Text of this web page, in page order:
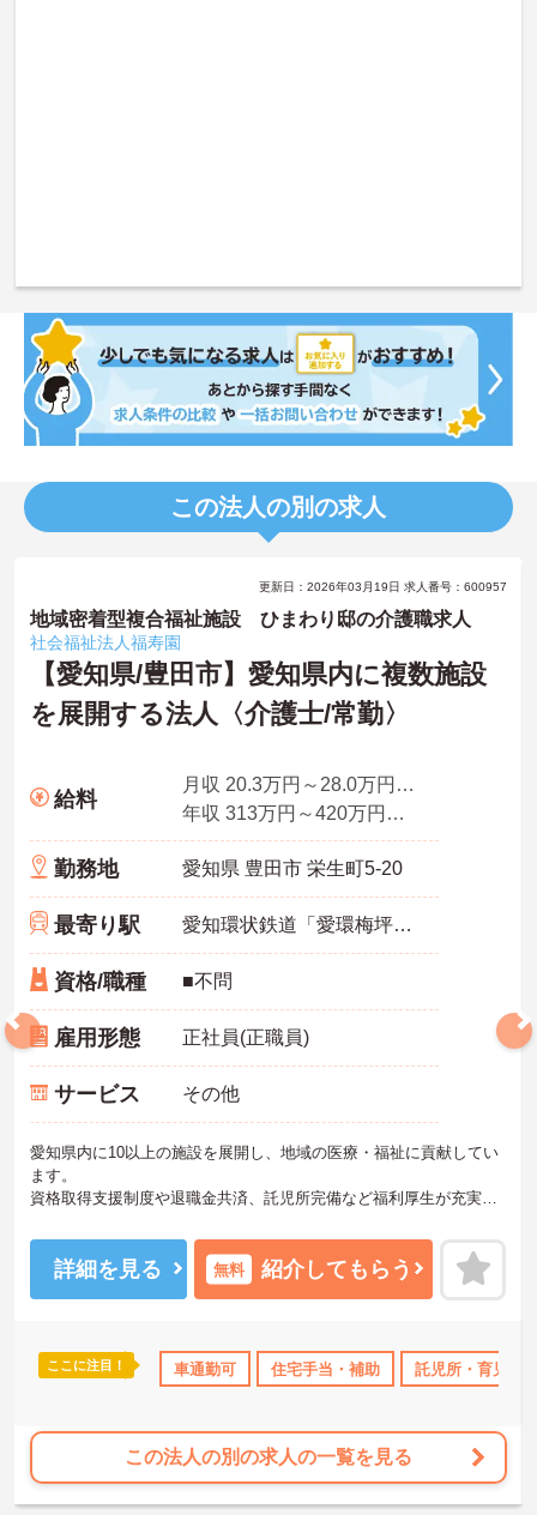
この法人の別の求人
無資格OK 年間休日110日以上 ブランクOK 資格取得
更新日：2026年03月19日 求人番号：600957
地域密着型複合福祉施設 ひまわり邸の介護職求人
社会福祉法人福寿園
【愛知県/豊田市】愛知県内に複数施設
を展開する法人〈介護士/常勤〉
給料
月収 20.3万円～28.0万円程度（諸手当込）
年収 313万円～420万円程度（諸手当込・賞与込）
勤務地 愛知県 豊田市 栄生町5-20
最寄り駅 愛知環状鉄道「愛環梅坪駅」バス・車7分
資格/職種 ■不問
雇用形態 正社員(正職員)
サービス その他
愛知県内に10以上の施設を展開し、地域の医療・福祉に貢献してい
ます。
資格取得支援制度や退職金共済、託児所完備など福利厚生が充実し
ご興味ある方には、面接対策ポイントなど、さらに詳細をお話しい
たしますのでお気軽にご相談ください。
詳細を見る 無料 紹介してもらう
ここに注目！ 車通勤可 住宅手当・補助 託児所・育児補
この法人の別の求人の一覧を見る